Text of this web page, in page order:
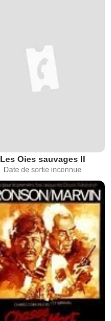
Les Oies sauvages II
Date de sortie inconnue